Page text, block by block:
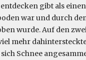
gibt als
war und durch
wurde. Auf den
mehr
Schnee